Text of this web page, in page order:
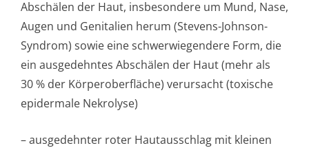
Abschälen der Haut, insbesondere um Mund, Nase,
Augen und Genitalien herum (Stevens-Johnson-
Syndrom) sowie eine schwerwiegendere Form, die
ein ausgedehntes Abschälen der Haut (mehr als
30 % der Körperoberfläche) verursacht (toxische
epidermale Nekrolyse)
– ausgedehnter roter Hautausschlag mit kleinen